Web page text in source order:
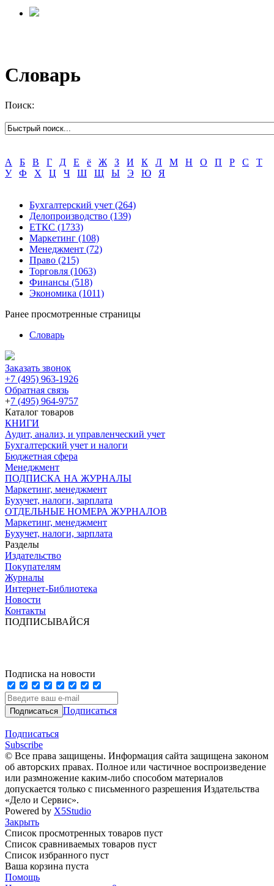
Словарь
Поиск:
А Б В Г Д Е ё Ж З И К Л М Н О П Р С
Т
У
Ф Х Ц Ч Ш Щ Ы Э Ю Я
Бухгалтерский учет (264)
Делопроизводство (139)
ЕТКС (1733)
Маркетинг (108)
Менеджмент (72)
Право (215)
Торговля (1063)
Финансы (518)
Экономика (1011)
Ранее просмотренные страницы
Словарь
Заказать звонок
+7 (495) 963-1926
Обратная связь
+7 (495) 964-9757
Каталог товаров
КНИГИ
Аудит, анализ, и управленческий учет
Бухгалтерский учет и налоги
Бюджетная сфера
Менеджмент
ПОДПИСКА НА ЖУРНАЛЫ
Маркетинг, менеджмент
Бухучет, налоги, зарплата
ОТДЕЛЬНЫЕ НОМЕРА ЖУРНАЛОВ
Маркетинг, менеджмент
Бухучет, налоги, зарплата
Разделы
Издательство
Покупателям
Журналы
Интернет-Библиотека
Новости
Контакты
ПОДПИСЫВАЙСЯ
Подписка на новости
Подписаться
Подписаться
Subscribe
© Все права защищены. Информация сайта защищена законом
об авторских правах. Полное или частичное воспроизведение
или размножение каким-либо способом материалов
допускается только с письменного разрешения Издательства
«Дело и Сервис».
Powered by X5Studio
Закрыть
Список просмотренных товаров пуст
Список сравниваемых товаров пуст
Список избранного пуст
Ваша корзина пуста
Помощь